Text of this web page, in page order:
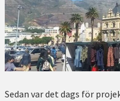
Sedan var det dags för